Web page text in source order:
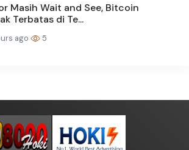
Masih Wait and See, Bitcoin
Terbatas di Te...
ago 5